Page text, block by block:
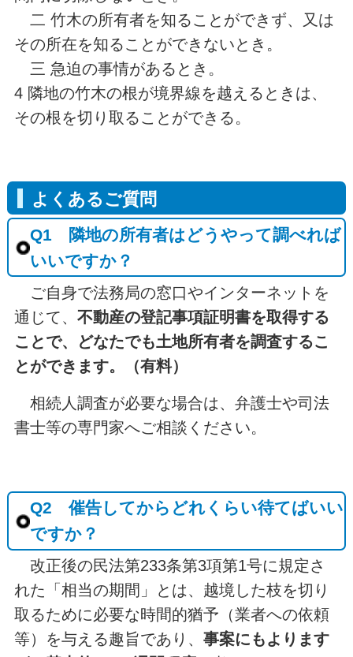
二 竹木の所有者を知ることができず、又は
その所在を知ることができないとき。
三 急迫の事情があるとき。
4 隣地の竹木の根が境界線を越えるときは、
その根を切り取ることができる。
よくあるご質問
Q1 隣地の所有者はどうやって調べれば
いいですか？
ご自身で法務局の窓口やインターネットを
通じて、 不動産の登記事項証明書を取得する
ことで、どなたでも土地所有者を調査するこ
とができます。（有料）
相続人調査が必要な場合は、弁護士や司法
書士等の専門家へご相談ください。
Q2 催告してからどれくらい待てばいい
ですか？
改正後の民法第233条第3項第1号に規定さ
れた「相当の期間」とは、越境した枝を切り
取るために必要な時間的猶予（業者への依頼
等）を与える趣旨であり、 事案にもよります